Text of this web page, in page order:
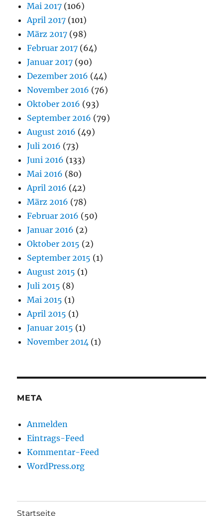
Mai 2017 (106)
April 2017 (101)
März 2017 (98)
Februar 2017 (64)
Januar 2017 (90)
Dezember 2016 (44)
November 2016 (76)
Oktober 2016 (93)
September 2016 (79)
August 2016 (49)
Juli 2016 (73)
Juni 2016 (133)
Mai 2016 (80)
April 2016 (42)
März 2016 (78)
Februar 2016 (50)
Januar 2016 (2)
Oktober 2015 (2)
September 2015 (1)
August 2015 (1)
Juli 2015 (8)
Mai 2015 (1)
April 2015 (1)
Januar 2015 (1)
November 2014 (1)
META
Anmelden
Eintrags-Feed
Kommentar-Feed
WordPress.org
Startseite